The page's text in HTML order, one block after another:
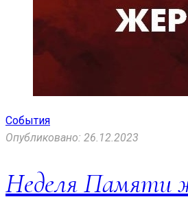
События
Опубликовано: 26.12.2023
Неделя Памяти